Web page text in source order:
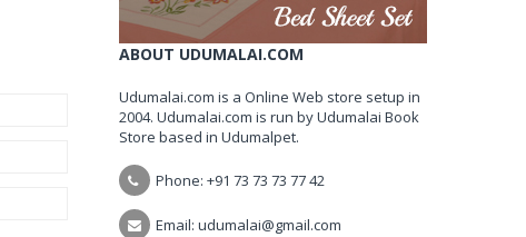
ABOUT UDUMALAI.COM
Udumalai.com is a Online Web store setup in
2004. Udumalai.com is run by Udumalai Book
Store based in Udumalpet.
Phone: +91 73 73 73 77 42
Email: udumalai@gmail.com